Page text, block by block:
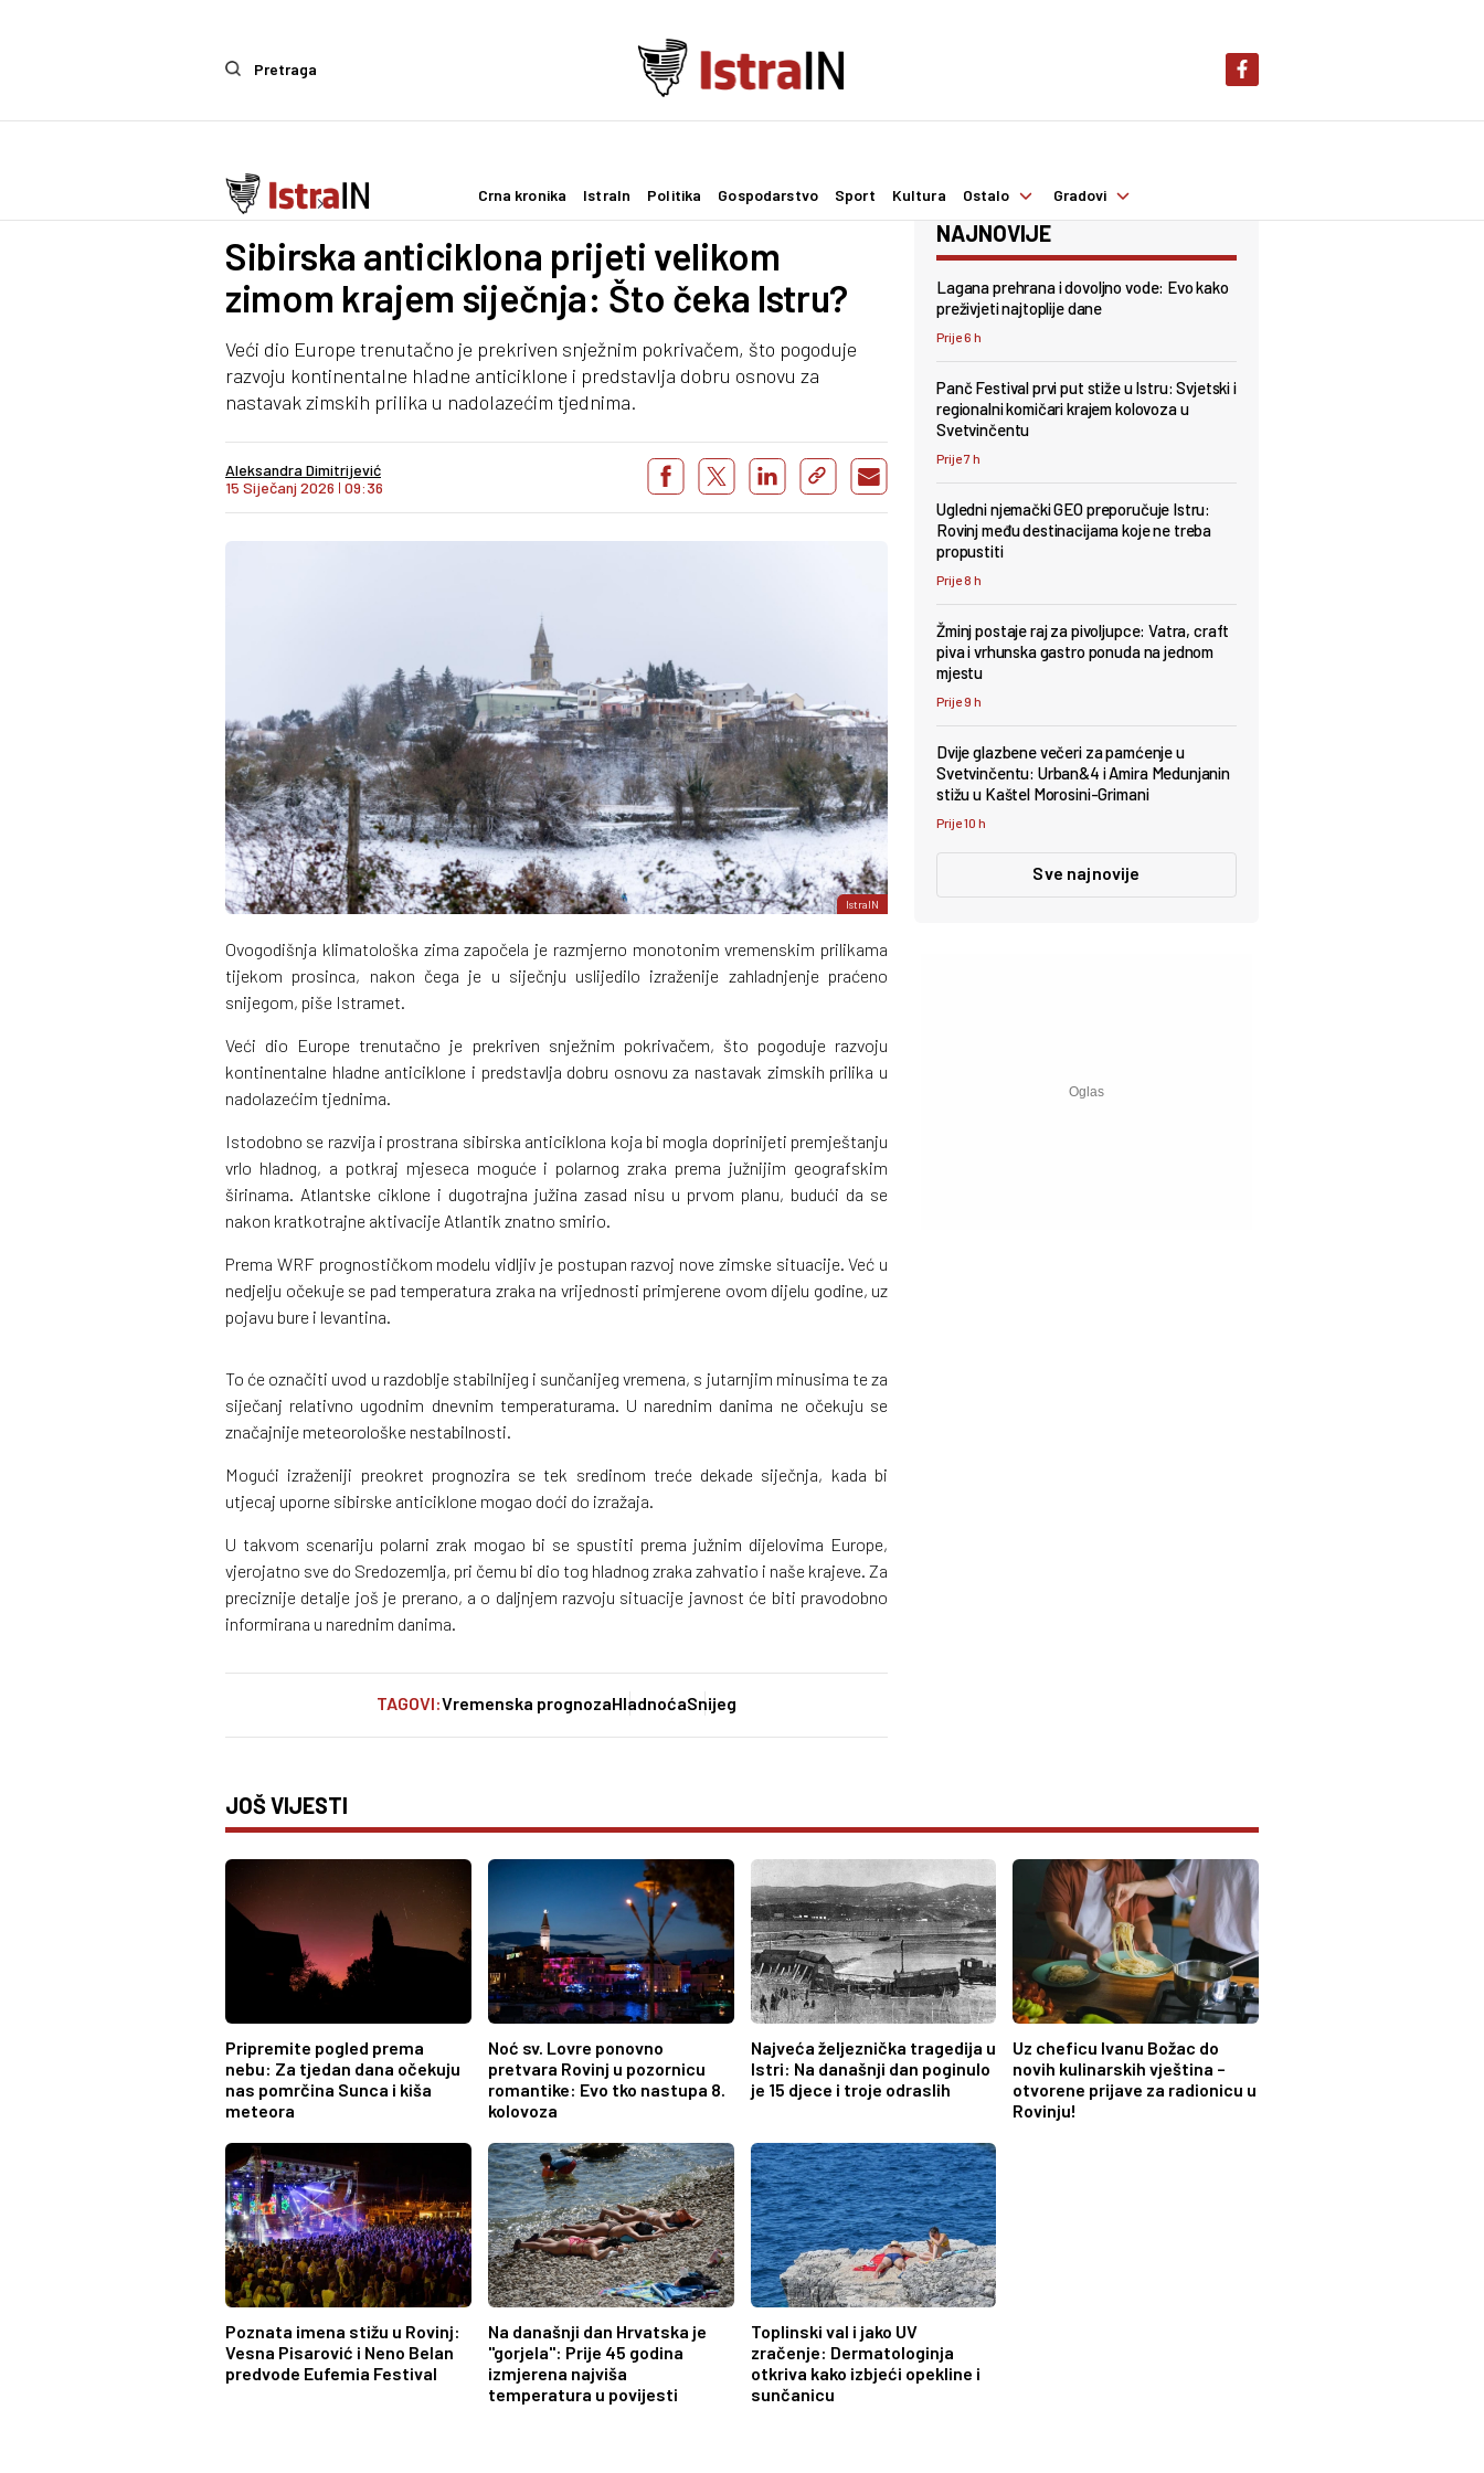
Pretraga
Crna kronika IstraIn Politika Gospodarstvo Sport Kultura Ostalo Gradovi
Ostalo Zanimljivosti
Sibirska anticiklona prijeti velikom
zimom krajem siječnja: Što čeka Istru?
Veći dio Europe trenutačno je prekriven snježnim pokrivačem, što pogoduje
razvoju kontinentalne hladne anticiklone i predstavlja dobru osnovu za
nastavak zimskih prilika u nadolazećim tjednima.
Aleksandra Dimitrijević
15 Siječanj 2026 I 09:36
IstraIN
Ovogodišnja klimatološka zima započela je razmjerno monotonim vremenskim prilikama
tijekom prosinca, nakon čega je u siječnju uslijedilo izraženije zahladnjenje praćeno
snijegom, piše Istramet.
Veći dio Europe trenutačno je prekriven snježnim pokrivačem, što pogoduje razvoju
kontinentalne hladne anticiklone i predstavlja dobru osnovu za nastavak zimskih prilika u
nadolazećim tjednima.
Istodobno se razvija i prostrana sibirska anticiklona koja bi mogla doprinijeti premještanju
vrlo hladnog, a potkraj mjeseca moguće i polarnog zraka prema južnijim geografskim
širinama. Atlantske ciklone i dugotrajna južina zasad nisu u prvom planu, budući da se
nakon kratkotrajne aktivacije Atlantik znatno smirio.
Prema WRF prognostičkom modelu vidljiv je postupan razvoj nove zimske situacije. Već u
nedjelju očekuje se pad temperatura zraka na vrijednosti primjerene ovom dijelu godine, uz
pojavu bure i levantina.
To će označiti uvod u razdoblje stabilnijeg i sunčanijeg vremena, s jutarnjim minusima te za
siječanj relativno ugodnim dnevnim temperaturama. U narednim danima ne očekuju se
značajnije meteorološke nestabilnosti.
Mogući izraženiji preokret prognozira se tek sredinom treće dekade siječnja, kada bi
utjecaj uporne sibirske anticiklone mogao doći do izražaja.
U takvom scenariju polarni zrak mogao bi se spustiti prema južnim dijelovima Europe,
vjerojatno sve do Sredozemlja, pri čemu bi dio tog hladnog zraka zahvatio i naše krajeve. Za
preciznije detalje još je prerano, a o daljnjem razvoju situacije javnost će biti pravodobno
informirana u narednim danima.
TAGOVI:Vremenska prognozaHladnoćaSnijeg
NAJNOVIJE
Lagana prehrana i dovoljno vode: Evo kako
preživjeti najtoplije dane
Prije 6 h
Panč Festival prvi put stiže u Istru: Svjetski i
regionalni komičari krajem kolovoza u
Svetvinčentu
Prije 7 h
Ugledni njemački GEO preporučuje Istru:
Rovinj među destinacijama koje ne treba
propustiti
Prije 8 h
Žminj postaje raj za pivoljupce: Vatra, craft
piva i vrhunska gastro ponuda na jednom
mjestu
Prije 9 h
Dvije glazbene večeri za pamćenje u
Svetvinčentu: Urban&4 i Amira Medunjanin
stižu u Kaštel Morosini-Grimani
Prije 10 h
Sve najnovije
JOŠ VIJESTI
Pripremite pogled prema
nebu: Za tjedan dana očekuju
nas pomrčina Sunca i kiša
meteora
Noć sv. Lovre ponovno
pretvara Rovinj u pozornicu
romantike: Evo tko nastupa 8.
kolovoza
Najveća željeznička tragedija u
Istri: Na današnji dan poginulo
je 15 djece i troje odraslih
Uz cheficu Ivanu Božac do
novih kulinarskih vještina –
otvorene prijave za radionicu u
Rovinju!
Poznata imena stižu u Rovinj:
Vesna Pisarović i Neno Belan
predvode Eufemia Festival
Na današnji dan Hrvatska je
"gorjela": Prije 45 godina
izmjerena najviša
temperatura u povijesti
Toplinski val i jako UV
zračenje: Dermatologinja
otkriva kako izbjeći opekline i
sunčanicu